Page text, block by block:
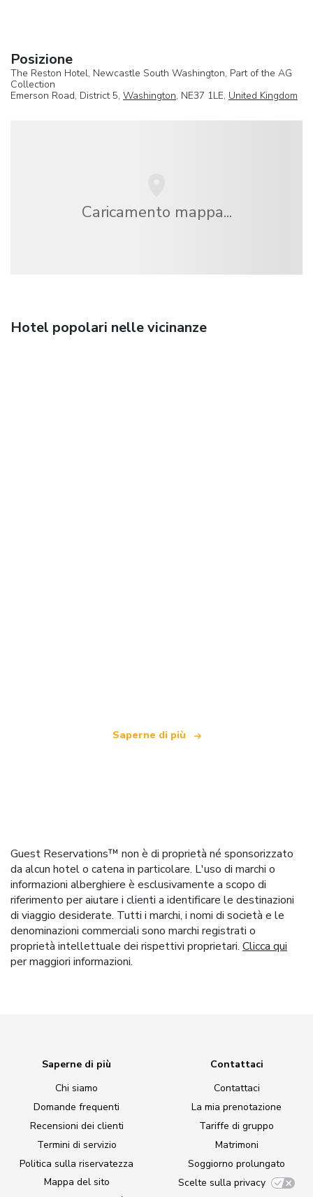
Posizione
The Reston Hotel, Newcastle South Washington, Part of the AG
Collection
Emerson Road, District 5, Washington, NE37 1LE, United Kingdom
Caricamento mappa...
Hotel popolari nelle vicinanze
Saperne di più
Guest Reservations™ non è di proprietà né sponsorizzato
da alcun hotel o catena in particolare. L'uso di marchi o
informazioni alberghiere è esclusivamente a scopo di
riferimento per aiutare i clienti a identificare le destinazioni
di viaggio desiderate. Tutti i marchi, i nomi di società e le
denominazioni commerciali sono marchi registrati o
proprietà intellettuale dei rispettivi proprietari. Clicca qui
per maggiori informazioni.
Saperne di più
Chi siamo
Domande frequenti
Recensioni dei clienti
Termini di servizio
Politica sulla riservatezza
Mappa del sito
Contattaci
Contattaci
La mia prenotazione
Tariffe di gruppo
Matrimoni
Soggiorno prolungato
Scelte sulla privacy